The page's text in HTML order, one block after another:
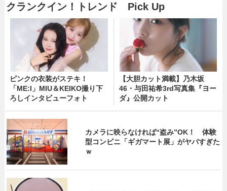
クランクイン！トレンド Pick Up
ピンクの衣装がステキ！
「ME:I」MIU＆KEIKO撮り下
ろしインタビューフォト
【大胆カット満載】乃木坂
46・与田祐希3rd写真集『ヨー
ダ』公開カット
カメラに映らなければ“盗み”OK！ 体験
型コンビニ「ギガマート展」がヤバすぎた
ｗ